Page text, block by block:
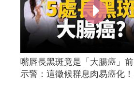
嘴唇長黑斑竟是「大腸癌」
示警：這徵候群息肉易癌化